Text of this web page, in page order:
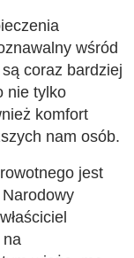
wśród
coraz bardziej
nie tylko
komfort
nam osób.
jest
na